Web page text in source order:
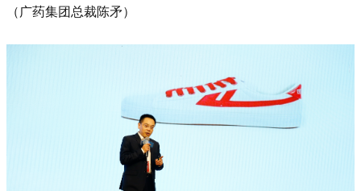
（广药集团总裁陈矛）